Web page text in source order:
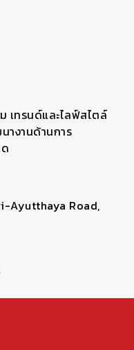
เทรนด์และไลฟ์สไตล์
างานด้านการ
Ayutthaya Road,